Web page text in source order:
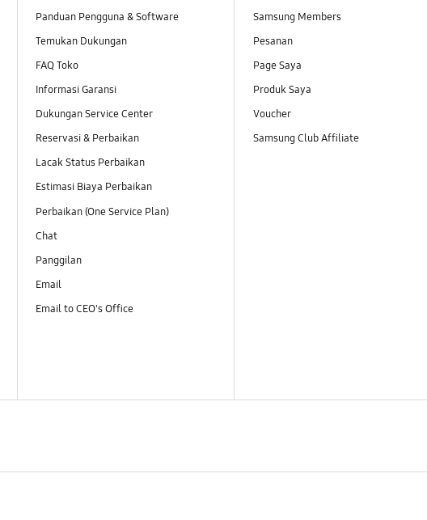
Panduan Pengguna & Software
Temukan Dukungan
FAQ Toko
Informasi Garansi
Dukungan Service Center
Reservasi & Perbaikan
Lacak Status Perbaikan
Estimasi Biaya Perbaikan
Perbaikan (One Service Plan)
Chat
Panggilan
Email
Email to CEO's Office
Samsung Members
Pesanan
Page Saya
Produk Saya
Voucher
Samsung Club Affiliate